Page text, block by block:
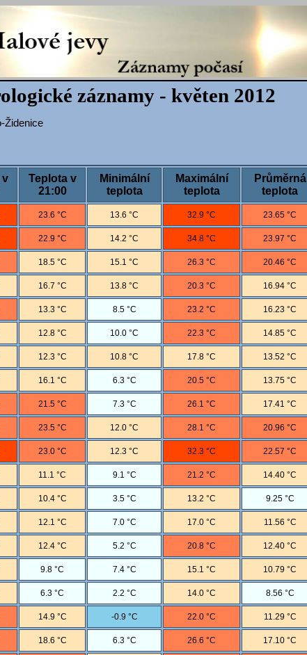
záznamy - květen 2012
Židenice
v
Teplota v
21:00
Minimální
teplota
Maximální
teplota
Průměrná
teplota
23.6 °C 13.6 °C 32.9 °C 23.65 °C
22.9 °C 14.2 °C 34.8 °C 23.97 °C
18.5 °C 15.1 °C 26.3 °C 20.46 °C
16.7 °C 13.8 °C 20.3 °C 16.94 °C
13.3 °C 8.5 °C 23.2 °C 16.23 °C
12.8 °C 10.0 °C 22.3 °C 14.85 °C
12.3 °C 10.8 °C 17.8 °C 13.52 °C
16.1 °C 6.3 °C 20.5 °C 13.75 °C
21.5 °C 7.3 °C 26.1 °C 17.41 °C
23.5 °C 12.0 °C 28.1 °C 20.96 °C
23.0 °C 12.3 °C 32.3 °C 22.57 °C
11.1 °C 9.1 °C 21.2 °C 14.40 °C
10.4 °C 3.5 °C 13.2 °C 9.25 °C
12.1 °C 7.0 °C 17.0 °C 11.56 °C
12.4 °C 5.2 °C 20.8 °C 12.40 °C
9.8 °C 7.4 °C 15.1 °C 10.79 °C
6.3 °C 2.2 °C 14.0 °C 8.56 °C
14.9 °C -0.9 °C 22.0 °C 11.29 °C
18.6 °C 6.3 °C 26.6 °C 17.10 °C